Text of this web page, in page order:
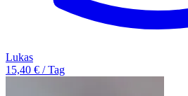
Lukas
15,40 € / Tag